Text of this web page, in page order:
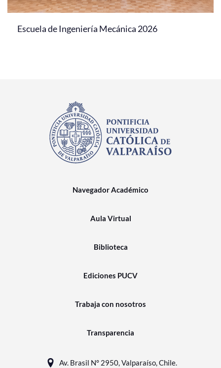
Escuela de Ingeniería Mecánica 2026
Navegador Académico
Aula Virtual
Biblioteca
Ediciones PUCV
Trabaja con nosotros
Transparencia
Av. Brasil N° 2950, Valparaíso, Chile.